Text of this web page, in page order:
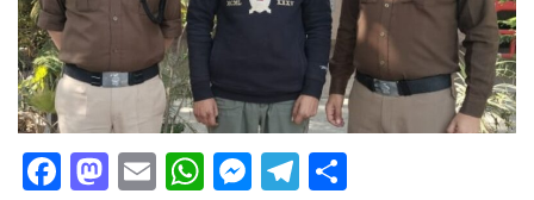
Facebook
Mastodon
EmailWhatsApp
Messenger
Telegram